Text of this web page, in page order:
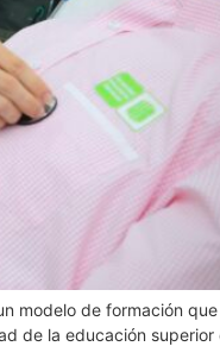
modelo de formación
de la educación